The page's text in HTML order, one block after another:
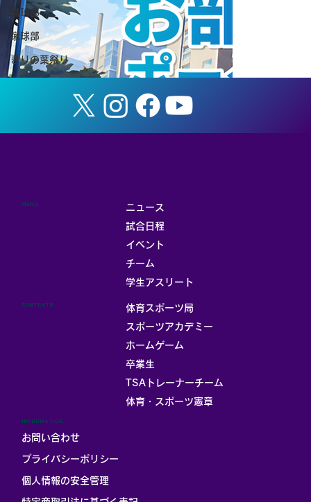
蹴球部
蹴球部
きりの葉祭り
『全日本大学選抜 イタリア遠征』 メンバ
ー選出のお知らせ
ニュース
試合日程
イベント
チーム
学生アスリート
MENU
体育スポーツ局
スポーツアカデミー
ホームゲーム
卒業生
TSAトレーナーチーム
体育・スポーツ憲章
CONTENTS
INFORMATION
お問い合わせ
プライバシーポリシー
個人情報の安全管理